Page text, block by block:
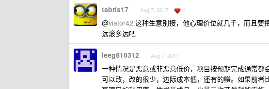
tabris17 Aug 7, 2017 5
@viator42 这种生意别接，他心理价位就几千，而且要
远滚多远吧
leeg810312 Aug 7, 2017
一种情况是恶意或非恶意低价，项目按预期完成通常
可以改，改的很少，边际成本低，还有的赚。如果前